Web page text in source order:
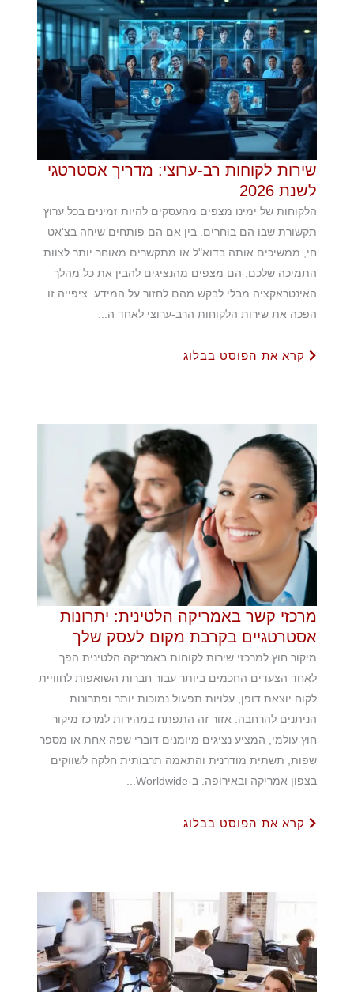
שירות לקוחות רב-ערוצי: מדריך אסטרטגי
לשנת 2026
הלקוחות של ימינו מצפים מהעסקים להיות זמינים בכל ערוץ
תקשורת שבו הם בוחרים. בין אם הם פותחים שיחה בצ'אט
חי, ממשיכים אותה בדוא"ל או מתקשרים מאוחר יותר לצוות
התמיכה שלכם, הם מצפים מהנציגים להבין את כל מהלך
האינטראקציה מבלי לבקש מהם לחזור על המידע. ציפייה זו
הפכה את שירות הלקוחות הרב-ערוצי לאחד ה...
קרא את הפוסט בבלוג
מרכזי קשר באמריקה הלטינית: יתרונות
אסטרטגיים בקרבת מקום לעסק שלך
מיקור חוץ למרכזי שירות לקוחות באמריקה הלטינית הפך
לאחד הצעדים החכמים ביותר עבור חברות השואפות לחוויית
לקוח יוצאת דופן, עלויות תפעול נמוכות יותר ופתרונות
הניתנים להרחבה. אזור זה התפתח במהירות למרכז מיקור
חוץ עולמי, המציע נציגים מיומנים דוברי שפה אחת או מספר
שפות, תשתית מודרנית והתאמה תרבותית חלקה לשווקים
בצפון אמריקה ובאירופה. ב-Worldwide...
קרא את הפוסט בבלוג